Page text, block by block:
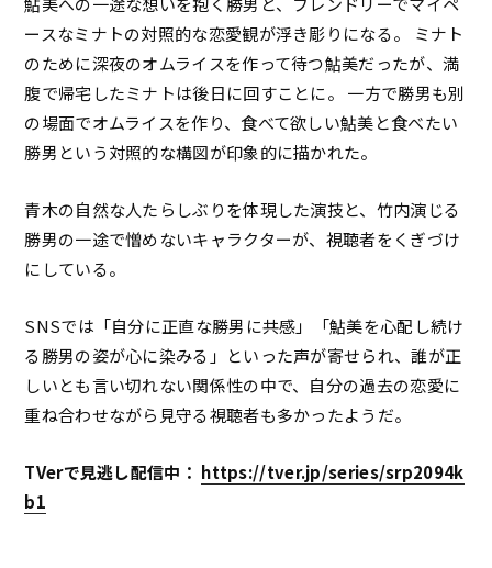
ースなミナトの対照的な恋愛観が浮き彫りになる。 ミナト
のために深夜のオムライスを作って待つ鮎美だったが、満
腹で帰宅したミナトは後日に回すことに。 一方で勝男も別
の場面でオムライスを作り、食べて欲しい鮎美と食べたい
勝男という対照的な構図が印象的に描かれた。
青木の自然な人たらしぶりを体現した演技と、竹内演じる
勝男の一途で憎めないキャラクターが、視聴者をくぎづけ
にしている。
SNSでは「自分に正直な勝男に共感」「鮎美を心配し続け
る勝男の姿が心に染みる」といった声が寄せられ、誰が正
しいとも言い切れない関係性の中で、自分の過去の恋愛に
重ね合わせながら見守る視聴者も多かったようだ。
TVerで見逃し配信中： https://tver.jp/series/srp2094k
b1